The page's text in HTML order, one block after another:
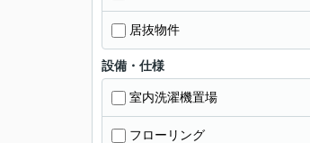
居抜物件
設備・仕様
室内洗濯機置場
フローリング